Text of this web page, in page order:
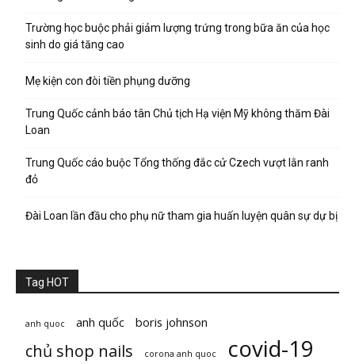
Trường học buộc phải giảm lượng trứng trong bữa ăn của học
sinh do giá tăng cao
Mẹ kiện con đòi tiền phụng dưỡng
Trung Quốc cảnh báo tân Chủ tịch Hạ viện Mỹ không thăm Đài
Loan
Trung Quốc cáo buộc Tổng thống đắc cử Czech vượt lằn ranh
đỏ
Đài Loan lần đầu cho phụ nữ tham gia huấn luyện quân sự dự bị
Tag HOT
anh quoc anh quốc boris johnson
chủ shop nails corona anh quoc covid-19